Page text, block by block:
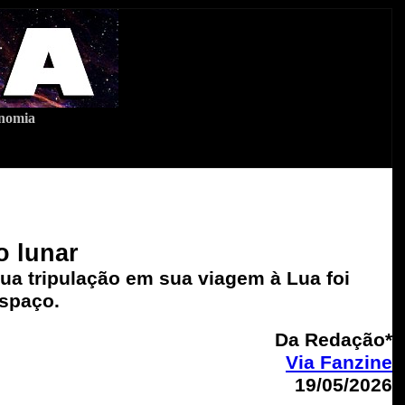
lunar
tripulação em sua viagem à Lua foi
Da Redação*
Via Fanzine
19/05/2026